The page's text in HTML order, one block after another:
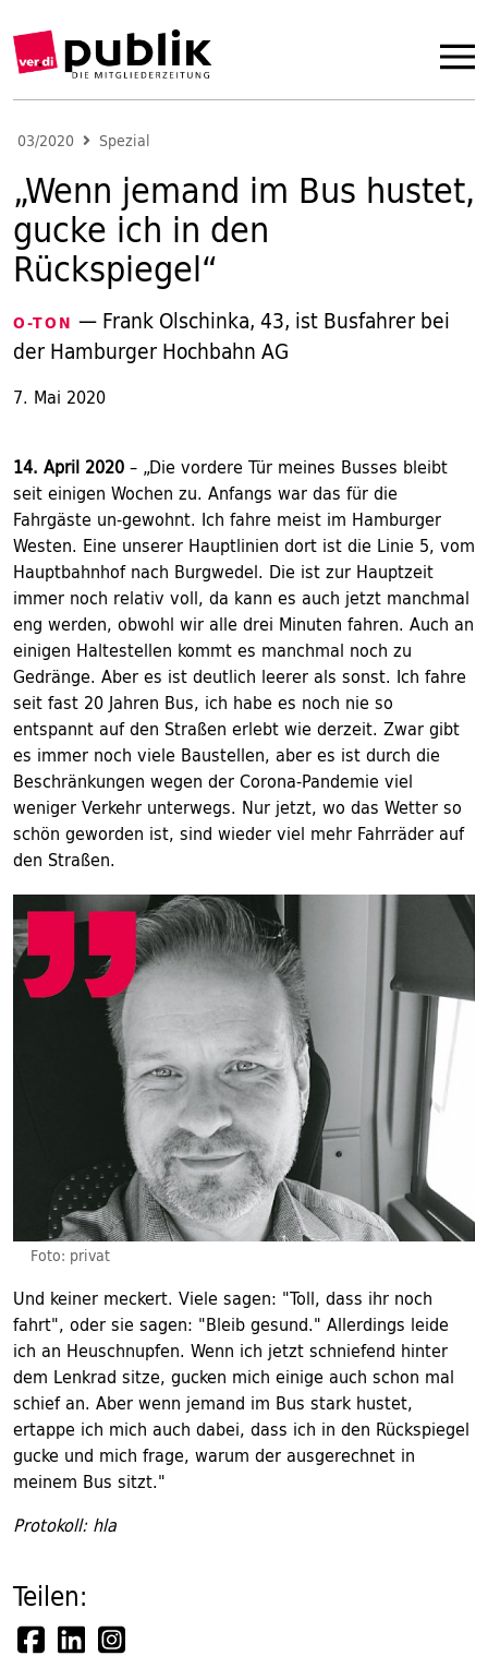
03/2020 Spezial
„Wenn jemand im Bus hustet,
gucke ich in den
Rückspiegel“
O-TON — Frank Olschinka, 43, ist Busfahrer bei
der Hamburger Hochbahn AG
7. Mai 2020
14. April 2020– „Die vordere Tür meines Busses bleibt
seit einigen Wochen zu. Anfangs war das für die
Fahrgäste un-gewohnt. Ich fahre meist im Hamburger
Westen. Eine unserer Hauptlinien dort ist die Linie 5, vom
Hauptbahnhof nach Burgwedel. Die ist zur Hauptzeit
immer noch relativ voll, da kann es auch jetzt manchmal
eng werden, obwohl wir alle drei Minuten fahren. Auch an
einigen Haltestellen kommt es manchmal noch zu
Gedränge. Aber es ist deutlich leerer als sonst. Ich fahre
seit fast 20 Jahren Bus, ich habe es noch nie so
entspannt auf den Straßen erlebt wie derzeit. Zwar gibt
es immer noch viele Baustellen, aber es ist durch die
Beschränkungen wegen der Corona-Pandemie viel
weniger Verkehr unterwegs. Nur jetzt, wo das Wetter so
schön geworden ist, sind wieder viel mehr Fahrräder auf
den Straßen.
Foto: privat
Und keiner meckert. Viele sagen: "Toll, dass ihr noch
fahrt", oder sie sagen: "Bleib gesund." Allerdings leide
ich an Heuschnupfen. Wenn ich jetzt schniefend hinter
dem Lenkrad sitze, gucken mich einige auch schon mal
schief an. Aber wenn jemand im Bus stark hustet,
ertappe ich mich auch dabei, dass ich in den Rückspiegel
gucke und mich frage, warum der ausgerechnet in
meinem Bus sitzt."
Protokoll: hla
Teilen: